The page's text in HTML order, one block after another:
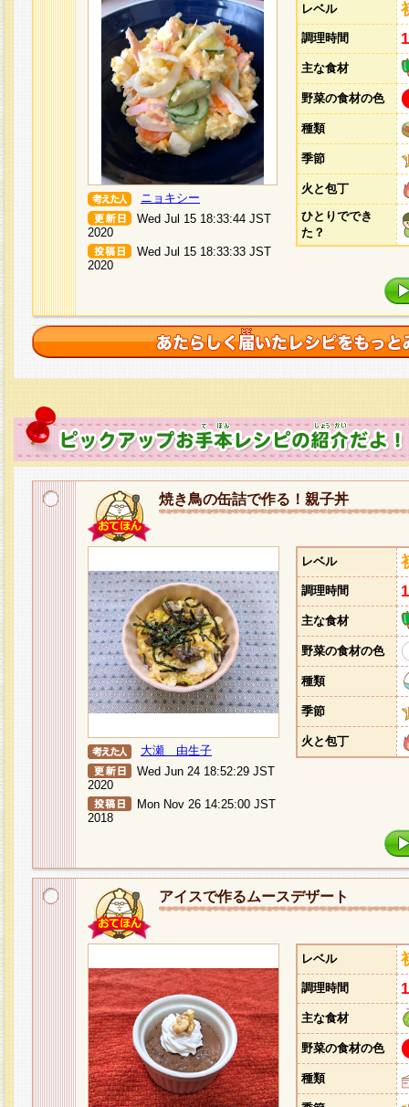
ニョキシー
Wed Jul 15 18:33:44 JST
2020
Wed Jul 15 18:33:33 JST
2020
レベル
調理時間
主な食材
野菜の食材の色
種類
季節
火と包丁
ひとりででき
た？
焼き鳥の缶詰で作る！親子丼
大瀬 由生子
Wed Jun 24 18:52:29 JST
2020
Mon Nov 26 14:25:00 JST
2018
レベル
調理時間
主な食材
野菜の食材の色
種類
季節
火と包丁
アイスで作るムースデザート
レベル
調理時間
主な食材
野菜の食材の色
種類